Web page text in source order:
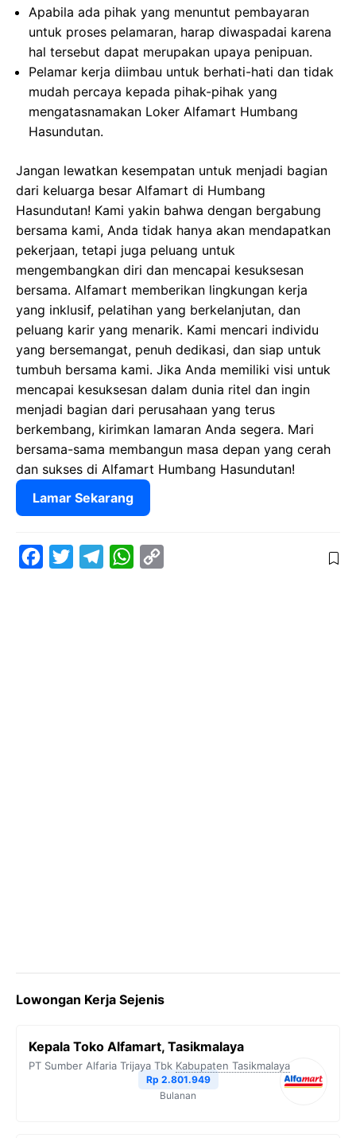
Apabila ada pihak yang menuntut pembayaran
untuk proses pelamaran, harap diwaspadai karena
hal tersebut dapat merupakan upaya penipuan.
Pelamar kerja diimbau untuk berhati-hati dan tidak
mudah percaya kepada pihak-pihak yang
mengatasnamakan Loker Alfamart Humbang
Hasundutan.
Jangan lewatkan kesempatan untuk menjadi bagian
dari keluarga besar Alfamart di Humbang
Hasundutan! Kami yakin bahwa dengan bergabung
bersama kami, Anda tidak hanya akan mendapatkan
pekerjaan, tetapi juga peluang untuk
mengembangkan diri dan mencapai kesuksesan
bersama. Alfamart memberikan lingkungan kerja
yang inklusif, pelatihan yang berkelanjutan, dan
peluang karir yang menarik. Kami mencari individu
yang bersemangat, penuh dedikasi, dan siap untuk
tumbuh bersama kami. Jika Anda memiliki visi untuk
mencapai kesuksesan dalam dunia ritel dan ingin
menjadi bagian dari perusahaan yang terus
berkembang, kirimkan lamaran Anda segera. Mari
bersama-sama membangun masa depan yang cerah
dan sukses di Alfamart Humbang Hasundutan!
Lamar Sekarang
W
Lowongan Kerja Sejenis
Kepala Toko Alfamart, Tasikmalaya
PT Sumber Alfaria Trijaya Tbk Kabupaten Tasikmalaya
Rp 2.801.949
Bulanan